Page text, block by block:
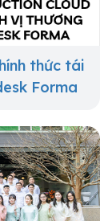
thức tái
Forma